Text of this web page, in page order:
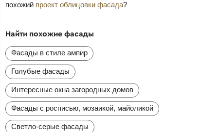
похожий проект облицовки фасада?
Найти похожие фасады
Фасады в стиле ампир
Голубые фасады
Интересные окна загородных домов
Фасады с росписью, мозаикой, майоликой
Светло-серые фасады